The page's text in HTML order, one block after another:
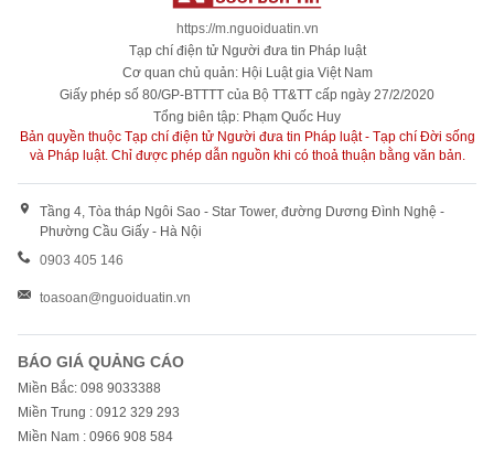
https://m.nguoiduatin.vn
Tạp chí điện tử Người đưa tin Pháp luật
Cơ quan chủ quản: Hội Luật gia Việt Nam
Giấy phép số 80/GP-BTTTT của Bộ TT&TT cấp ngày 27/2/2020
Tổng biên tập: Phạm Quốc Huy
Bản quyền thuộc Tạp chí điện tử Người đưa tin Pháp luật - Tạp chí Đời sống
và Pháp luật. Chỉ được phép dẫn nguồn khi có thoả thuận bằng văn bản.
Tầng 4, Tòa tháp Ngôi Sao - Star Tower, đường Dương Đình Nghệ -
Phường Cầu Giấy - Hà Nội
0903 405 146
toasoan@nguoiduatin.vn
BÁO GIÁ QUẢNG CÁO
Miền Bắc: 098 9033388
Miền Trung : 0912 329 293
Miền Nam : 0966 908 584